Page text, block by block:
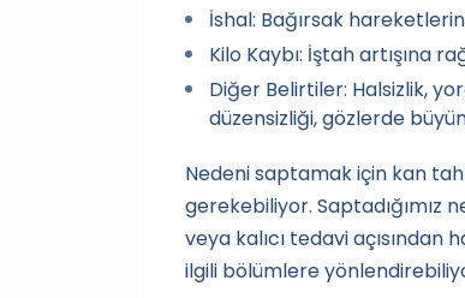
İshal: Bağırsak
Kilo Kaybı: İştah artışına
Diğer Belirtiler: Halsizlik,
düzensizliği, gözlerde
Nedeni saptamak için kan
gerekebiliyor. Saptadığımız
veya kalıcı tedavi
ilgili bölümlere